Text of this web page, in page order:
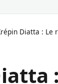
Diatta : Le